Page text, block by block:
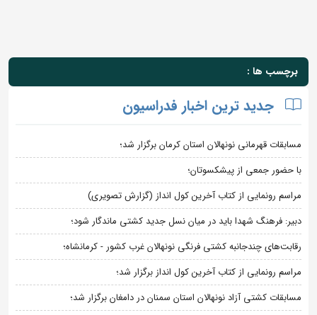
برچسب ها :
جدید ترین اخبار فدراسیون
مسابقات قهرمانی نونهالان استان کرمان برگزار شد؛
با حضور جمعی از پیشکسوتان؛
مراسم رونمایی از کتاب آخرین کول انداز (گزارش تصویری)
دبیر: فرهنگ شهدا باید در میان نسل جدید کشتی ماندگار شود؛
رقابت‌های چندجانبه کشتی فرنگی نونهالان غرب کشور - کرمانشاه؛
مراسم رونمایی از کتاب آخرین کول انداز برگزار شد؛
مسابقات کشتی آزاد نونهالان استان سمنان در دامغان برگزار شد؛